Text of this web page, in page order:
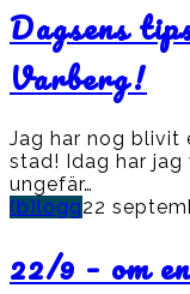
Dagsens
Varberg!
Jag har nog blivit
stad! Idag har
ungefär…
(b)logg22
22/9 – om